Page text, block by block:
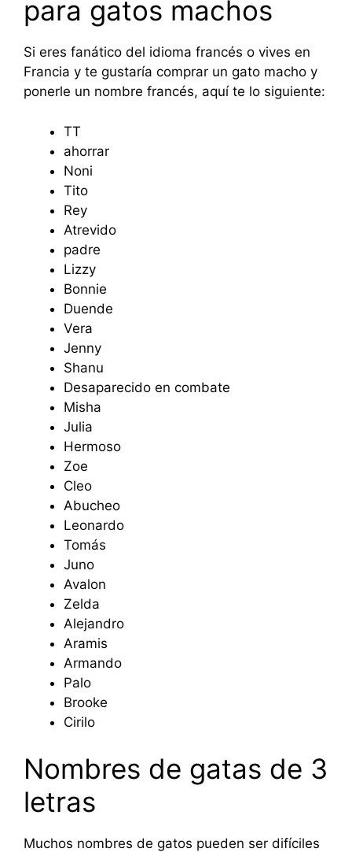
para gatos machos
Si eres fanático del idioma francés o vives en
Francia y te gustaría comprar un gato macho y
ponerle un nombre francés, aquí te lo siguiente:
TT
ahorrar
Noni
Tito
Rey
Atrevido
padre
Lizzy
Bonnie
Duende
Vera
Jenny
Shanu
Desaparecido en combate
Misha
Julia
Hermoso
Zoe
Cleo
Abucheo
Leonardo
Tomás
Juno
Avalon
Zelda
Alejandro
Aramis
Armando
Palo
Brooke
Cirilo
Nombres de gatas de 3
letras
Muchos nombres de gatos pueden ser difíciles